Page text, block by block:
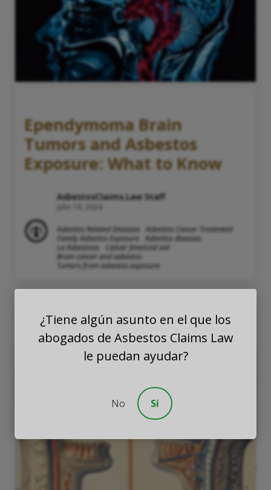
Ependymoma Brain
Tumors and Asbestos
Exposure: What to Know
AsbestosClaims.Law Staff
julio 16, 2024
Asbestos Related Diseases
Asbestos Cancer Treatment
Family Asbestos Exposure
Asbestos diseases
La Asbestosis
Cancer financial aid
Brain cancer and asbestos
Tumors from asbestos exposure
¿Tiene algún asunto en el que los
abogados de Asbestos Claims Law
le puedan ayudar?
No Sí